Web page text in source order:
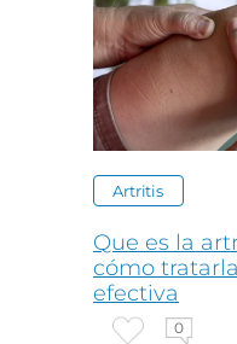
Artritis
Que es la
cómo
efectiva
0